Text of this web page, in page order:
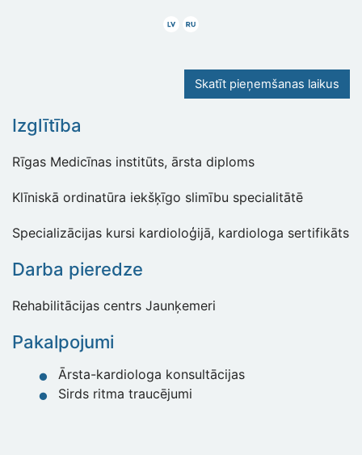
LatviskiKrieviski
Skatīt pieņemšanas laikus
Izglītība
Rīgas Medicīnas institūts, ārsta diploms
Klīniskā ordinatūra iekšķīgo slimību specialitātē
Specializācijas kursi kardioloģijā, kardiologa sertifikāts
Darba pieredze
Rehabilitācijas centrs Jaunķemeri
Pakalpojumi
Ārsta-kardiologa konsultācijas
Sirds ritma traucējumi